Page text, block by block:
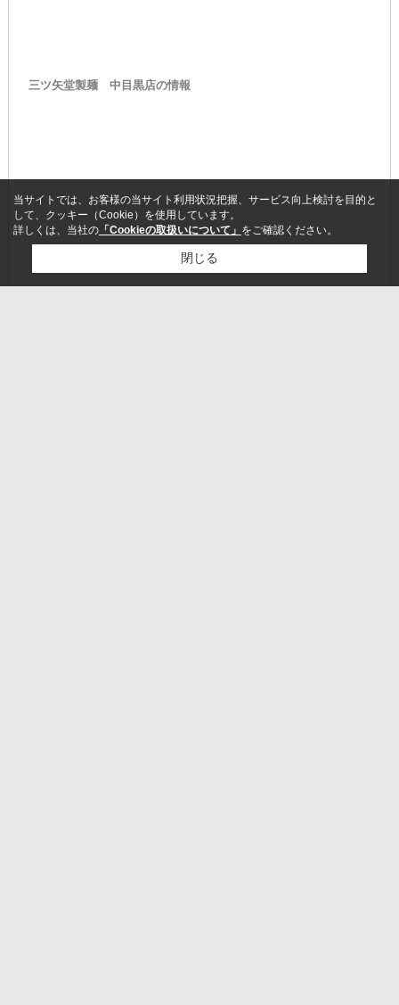
三ツ矢堂製麺 中目黒店の情報
当サイトでは、お客様の当サイト利用状況把握、サービス向上検討を目的と
して、クッキー（Cookie）を使用しています。
詳しくは、当社の 「Cookieの取扱いについて」 をご確認ください。
閉じる